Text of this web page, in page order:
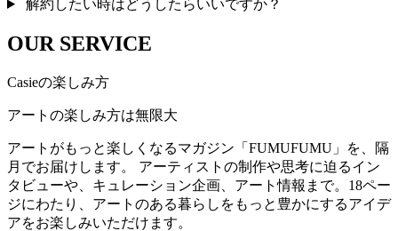
解約したい時はどうしたらいいですか？
OUR SERVICE
Casieの楽しみ方
アートの楽しみ方は無限大
アートがもっと楽しくなるマガジン「FUMUFUMU」を、隔
月でお届けします。 アーティストの制作や思考に迫るイン
タビューや、キュレーション企画、アート情報まで。18ペー
ジにわたり、アートのある暮らしをもっと豊かにするアイデ
アをお楽しみいただけます。